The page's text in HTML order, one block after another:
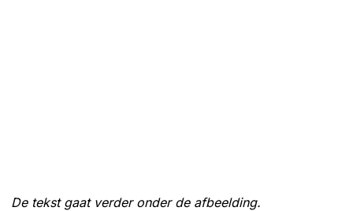
De tekst gaat verder onder de afbeelding.